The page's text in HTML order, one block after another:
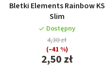
Bletki Elements Rainbow KS
Slim
Dostępny
2,50 zł
4,30 zł
(–41 %)